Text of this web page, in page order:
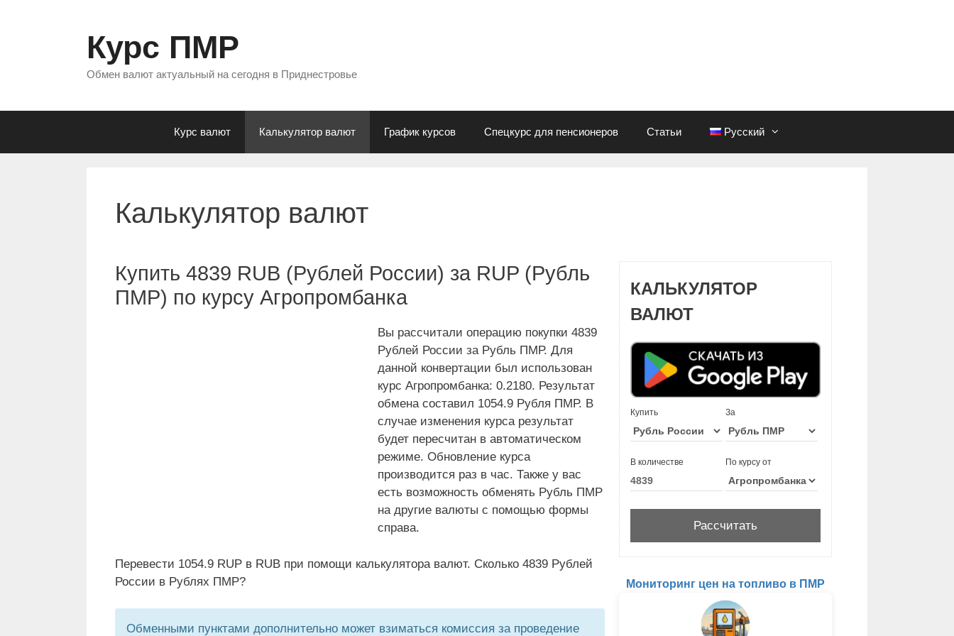
Курс ПМР
Обмен валют актуальный на сегодня в Приднестровье
Курс валют Калькулятор валют График курсов Спецкурс для пенсионеров Статьи Русский
Калькулятор валют
Купить 4839 RUB (Рублей России) за RUP (Рубль
ПМР) по курсу Агропромбанка
Вы рассчитали операцию покупки 4839
Рублей России за Рубль ПМР. Для
данной конвертации был использован
курс Агропромбанка: 0.2180. Результат
обмена составил 1054.9 Рубля ПМР. В
случае изменения курса результат
будет пересчитан в автоматическом
режиме. Обновление курса
производится раз в час. Также у вас
есть возможность обменять Рубль ПМР
на другие валюты с помощью формы
справа.
Перевести 1054.9 RUP в RUB при помощи калькулятора валют. Сколько 4839 Рублей
России в Рублях ПМР?
Обменными пунктами дополнительно может взиматься комиссия за проведение
КАЛЬКУЛЯТОР
ВАЛЮТ
Купить За
В количестве По курсу от
Мониторинг цен на топливо в ПМР